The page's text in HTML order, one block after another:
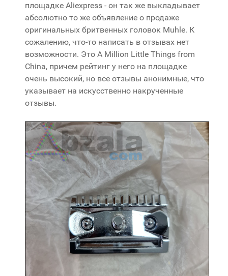
площадке Aliexpress - он так же выкладывает
абсолютно то же объявление о продаже
оригинальных бритвенных головок Muhle. К
сожалению, что-то написать в отзывах нет
возможности. Это A Million Little Things from
China, причем рейтинг у него на площадке
очень высокий, но все отзывы анонимные, что
указывает на искусственно накрученные
отзывы.